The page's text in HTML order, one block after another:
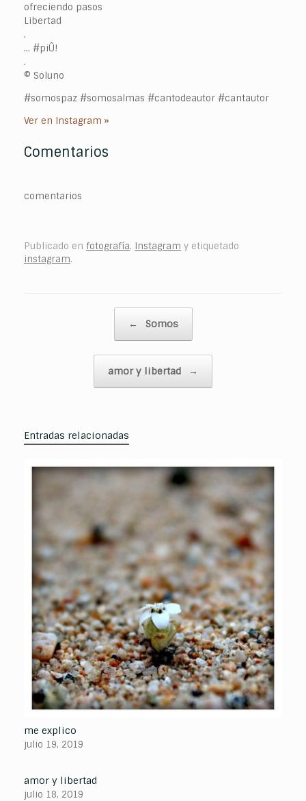
ofreciendo pasos
Libertad
.
… #piÛ!
.
© Soluno
#somospaz #somosalmas #cantodeautor #cantautor
Ver en Instagram »
Comentarios
comentarios
Publicado en fotografía, Instagram y etiquetado
instagram.
← Somos
amor y libertad →
Entradas relacionadas
me explico
julio 19, 2019
amor y libertad
julio 18, 2019